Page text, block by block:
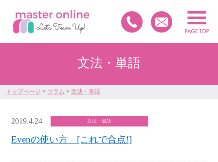
文法・単語
トップページ > コラム > 文法・単語
2019.4.24 文法・単語
Evenの使い方 [これで合点!]